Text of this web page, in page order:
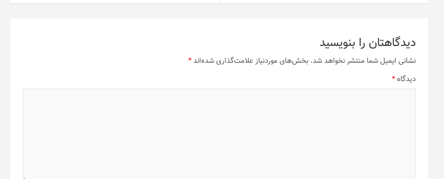
دیدگاهتان را بنویسید
نشانی ایمیل شما منتشر نخواهد شد. بخش‌های موردنیاز علامت‌گذاری شده‌اند*
دیدگاه*